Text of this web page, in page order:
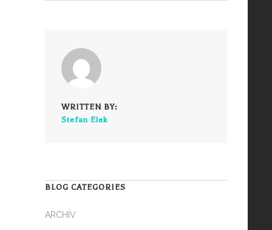
WRITTEN BY:
Stefan Elek
BLOG CATEGORIES
ARCHÍV